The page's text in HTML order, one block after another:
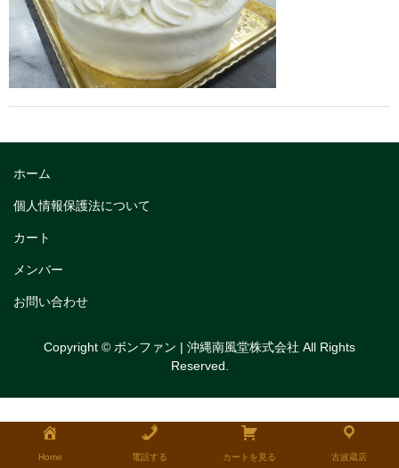
ショートケーキ15cm(8名様用)
ショートケーキ18cm(10名様用)
トリフルガナッシュ
生チョコケーキ
生チョコケーキ18cm
生チョコケーキ12cm
チョコシフォンケーキ
タルトレット
全国発送可能ギフト商品
ホーム
個人情報保護法について
カート
メンバー
お問い合わせ
Copyright © ボンファン | 沖縄南風堂株式会社 All Rights
Reserved.
Home 電話する カートを見る 古波蔵店